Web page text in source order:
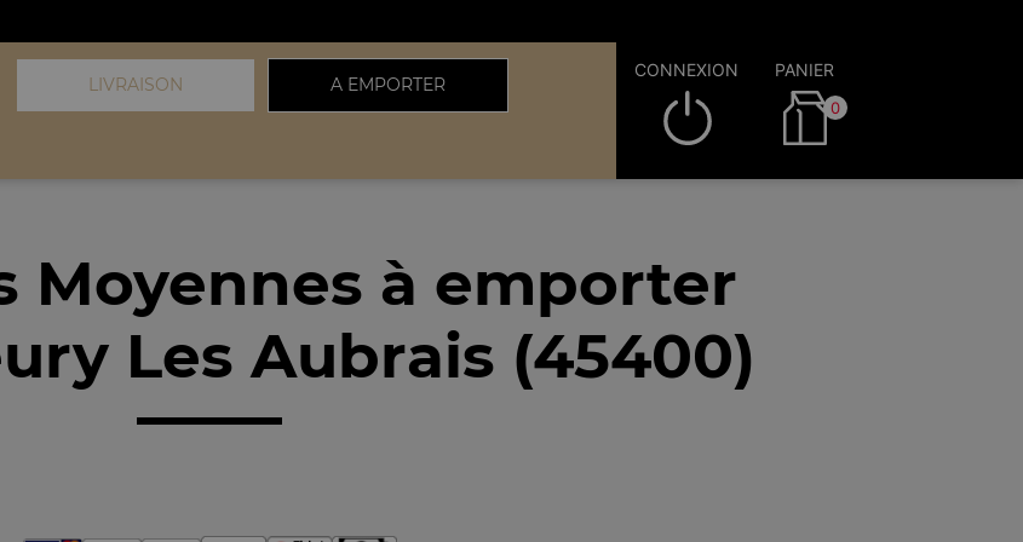
LIVRAISON A EMPORTER
CONNEXION PANIER
0
Moyennes à emporter
Les Aubrais (45400)